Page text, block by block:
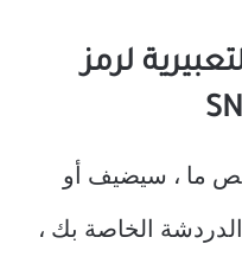
لرمز
شخص ما ، سيضيف أو
الخاصة بك ،